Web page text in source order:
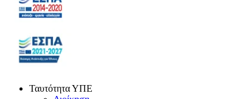
Ταυτότητα ΥΠΕ